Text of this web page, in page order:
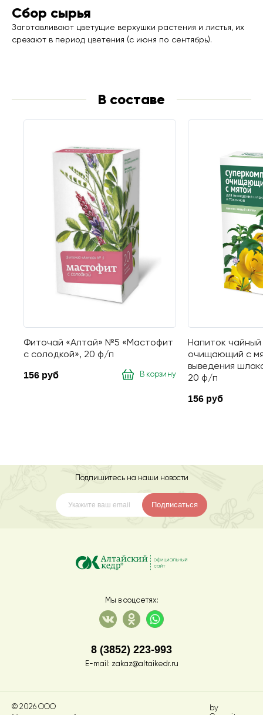
Сбор сырья
Заготавливают цветущие верхушки растения и листья, их
срезают в период цветения (с июня по сентябрь).
В составе
Фиточай «Алтай» №5 «Мастофит
с солодкой», 20 ф/п
156 руб В корзину
Напиток
очищающий с
выведения
20 ф/п
156 руб
Подпишитесь на наши новости
Подписаться
Мы в соцсетях:
8 (3852) 223-993
E-mail: zakaz@altaikedr.ru
© 2026 ООО
by